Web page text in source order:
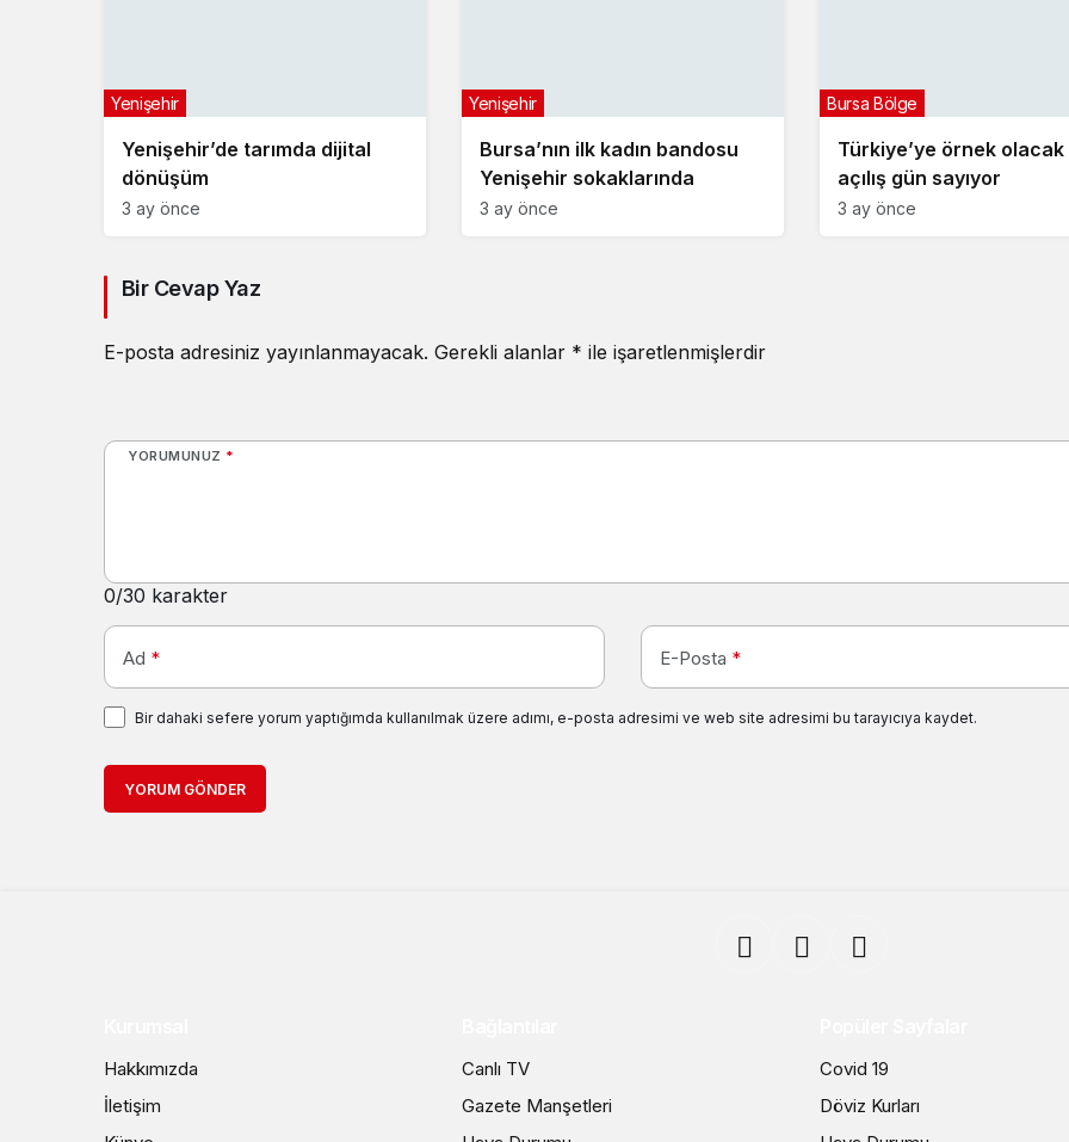
Yenişehir’de tarımda dijital
dönüşüm
Yenişehir
3 ay önce
Bursa’nın ilk kadın bandosu
Yenişehir sokaklarında
Yenişehir
3 ay önce
Türkiye’ye örnek
açılış gün sayıyor
Bursa Bölge
3 ay önce
Bir Cevap Yaz
E-posta adresiniz yayınlanmayacak. Gerekli alanlar * ile işaretlenmişlerdir
YORUMUNUZ *
0/30 karakter
Ad * E-Posta *
Bir dahaki sefere yorum yaptığımda kullanılmak üzere adımı, e-posta adresimi ve web site adresimi bu tarayıcıya kaydet.
YORUM GÖNDER
Hakkımızda
İletişim
Canlı TV
Gazete Manşetleri
Covid 19
Döviz Kurları